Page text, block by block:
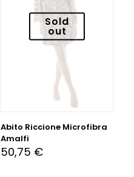
Sold
out
Abito Riccione Microfibra
Amalfi
50,75 €